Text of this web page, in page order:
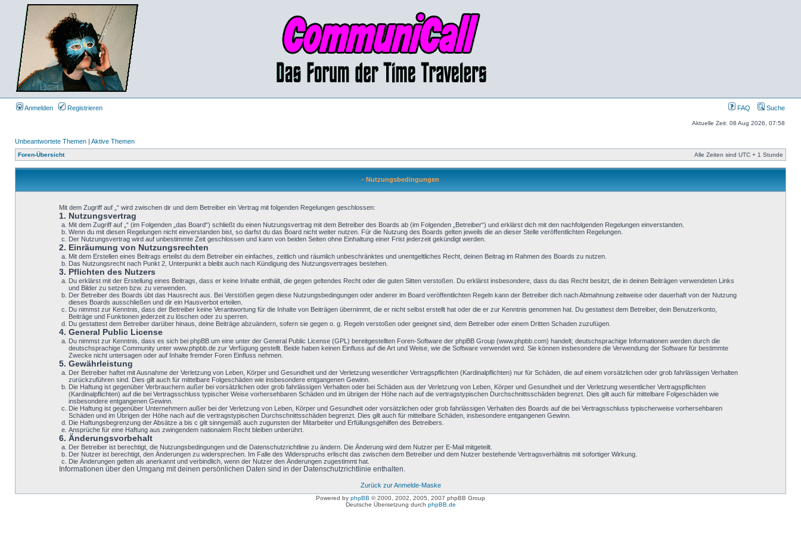
Anmelden Registrieren FAQ Suche
Aktuelle Zeit: 08 Aug 2026, 07:58
Unbeantwortete Themen | Aktive Themen
Foren-Übersicht Alle Zeiten sind UTC + 1 Stunde
- Nutzungsbedingungen
Mit dem Zugriff auf „“ wird zwischen dir und dem Betreiber ein Vertrag mit folgenden Regelungen geschlossen:
1. Nutzungsvertrag
Mit dem Zugriff auf „“ (im Folgenden „das Board“) schließt du einen Nutzungsvertrag mit dem Betreiber des Boards ab (im Folgenden „Betreiber“) und erklärst dich mit den nachfolgenden Regelungen einverstanden.
Wenn du mit diesen Regelungen nicht einverstanden bist, so darfst du das Board nicht weiter nutzen. Für die Nutzung des Boards gelten jeweils die an dieser Stelle veröffentlichten Regelungen.
Der Nutzungsvertrag wird auf unbestimmte Zeit geschlossen und kann von beiden Seiten ohne Einhaltung einer Frist jederzeit gekündigt werden.
2. Einräumung von Nutzungsrechten
Mit dem Erstellen eines Beitrags erteilst du dem Betreiber ein einfaches, zeitlich und räumlich unbeschränktes und unentgeltliches Recht, deinen Beitrag im Rahmen des Boards zu nutzen.
Das Nutzungsrecht nach Punkt 2, Unterpunkt a bleibt auch nach Kündigung des Nutzungsvertrages bestehen.
3. Pflichten des Nutzers
Du erklärst mit der Erstellung eines Beitrags, dass er keine Inhalte enthält, die gegen geltendes Recht oder die guten Sitten verstoßen. Du erklärst insbesondere, dass du das Recht besitzt, die in deinen Beiträgen verwendeten Links
und Bilder zu setzen bzw. zu verwenden.
Der Betreiber des Boards übt das Hausrecht aus. Bei Verstößen gegen diese Nutzungsbedingungen oder anderer im Board veröffentlichten Regeln kann der Betreiber dich nach Abmahnung zeitweise oder dauerhaft von der Nutzung
dieses Boards ausschließen und dir ein Hausverbot erteilen.
Du nimmst zur Kenntnis, dass der Betreiber keine Verantwortung für die Inhalte von Beiträgen übernimmt, die er nicht selbst erstellt hat oder die er zur Kenntnis genommen hat. Du gestattest dem Betreiber, dein Benutzerkonto,
Beiträge und Funktionen jederzeit zu löschen oder zu sperren.
Du gestattest dem Betreiber darüber hinaus, deine Beiträge abzuändern, sofern sie gegen o. g. Regeln verstoßen oder geeignet sind, dem Betreiber oder einem Dritten Schaden zuzufügen.
4. General Public License
Du nimmst zur Kenntnis, dass es sich bei phpBB um eine unter der General Public License (GPL) bereitgestellten Foren-Software der phpBB Group (www.phpbb.com) handelt; deutschsprachige Informationen werden durch die
deutschsprachige Community unter www.phpbb.de zur Verfügung gestellt. Beide haben keinen Einfluss auf die Art und Weise, wie die Software verwendet wird. Sie können insbesondere die Verwendung der Software für bestimmte
Zwecke nicht untersagen oder auf Inhalte fremder Foren Einfluss nehmen.
5. Gewährleistung
Der Betreiber haftet mit Ausnahme der Verletzung von Leben, Körper und Gesundheit und der Verletzung wesentlicher Vertragspflichten (Kardinalpflichten) nur für Schäden, die auf einem vorsätzlichen oder grob fahrlässigen Verhalten
zurückzuführen sind. Dies gilt auch für mittelbare Folgeschäden wie insbesondere entgangenen Gewinn.
Die Haftung ist gegenüber Verbrauchern außer bei vorsätzlichen oder grob fahrlässigen Verhalten oder bei Schäden aus der Verletzung von Leben, Körper und Gesundheit und der Verletzung wesentlicher Vertragspflichten
(Kardinalpflichten) auf die bei Vertragsschluss typischer Weise vorhersehbaren Schäden und im übrigen der Höhe nach auf die vertragstypischen Durchschnittsschäden begrenzt. Dies gilt auch für mittelbare Folgeschäden wie
insbesondere entgangenen Gewinn.
Die Haftung ist gegenüber Unternehmern außer bei der Verletzung von Leben, Körper und Gesundheit oder vorsätzlichen oder grob fahrlässigen Verhalten des Boards auf die bei Vertragsschluss typischerweise vorhersehbaren
Schäden und im Übrigen der Höhe nach auf die vertragstypischen Durchschnittsschäden begrenzt. Dies gilt auch für mittelbare Schäden, insbesondere entgangenen Gewinn.
Die Haftungsbegrenzung der Absätze a bis c gilt sinngemäß auch zugunsten der Mitarbeiter und Erfüllungsgehilfen des Betreibers.
Ansprüche für eine Haftung aus zwingendem nationalem Recht bleiben unberührt.
6. Änderungsvorbehalt
Der Betreiber ist berechtigt, die Nutzungsbedingungen und die Datenschutzrichtlinie zu ändern. Die Änderung wird dem Nutzer per E-Mail mitgeteilt.
Der Nutzer ist berechtigt, den Änderungen zu widersprechen. Im Falle des Widerspruchs erlischt das zwischen dem Betreiber und dem Nutzer bestehende Vertragsverhältnis mit sofortiger Wirkung.
Die Änderungen gelten als anerkannt und verbindlich, wenn der Nutzer den Änderungen zugestimmt hat.
Informationen über den Umgang mit deinen persönlichen Daten sind in der Datenschutzrichtlinie enthalten.
Zurück zur Anmelde-Maske
Powered by phpBB © 2000, 2002, 2005, 2007 phpBB Group
Deutsche Übersetzung durch phpBB.de